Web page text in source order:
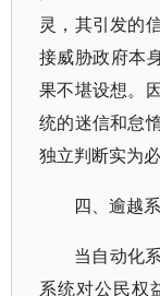
灵，其引发的
接威胁政府本
果不堪设想。
统的迷信和怠
独立判断实为必
四、逾越
当自动化
系统对公民权